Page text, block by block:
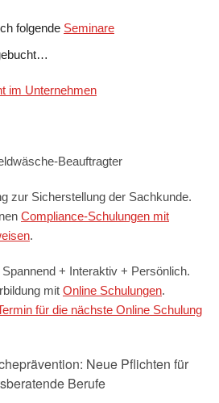
folgende Seminare
im Unternehmen
Beauftragter
zur Sicherstellung der Sachkunde.
Compliance-Schulungen mit
.
+ Interaktiv + Persönlich.
mit Online Schulungen.
für die nächste Online Schulung
Neue Pflichten für
Berufe